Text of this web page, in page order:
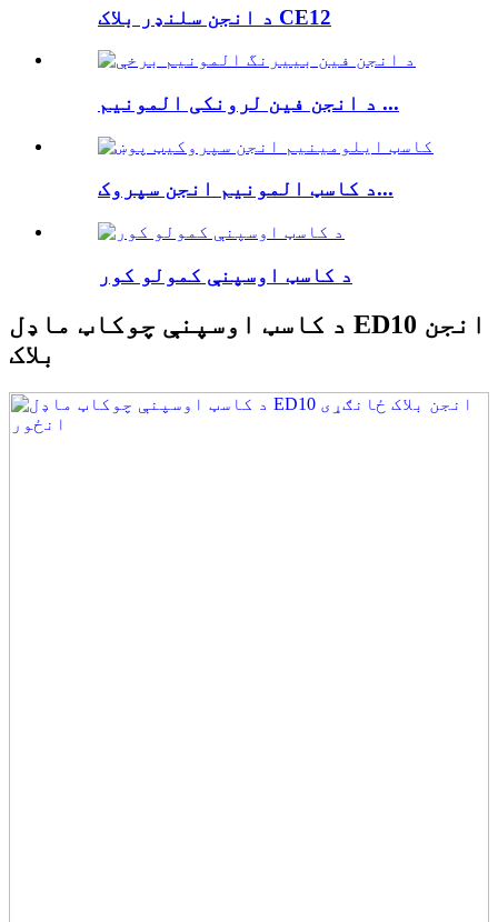
د انجن سلنډر بلاک CE12
د انجن فین لرونکی المونیم ...
د کاسټ المونیم انجن سپروک...
د کاسټ اوسپنې کمولو کور
د کاسټ اوسپنې چوکاټ ماډل ED10 انجن
بلاک